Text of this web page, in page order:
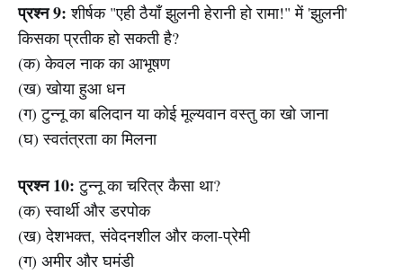
प्रश्न 9: शीर्षक "एही ठैयाँ झुलनी हेरानी हो रामा!" में 'झुलनी'
किसका प्रतीक हो सकती है?
(क) केवल नाक का आभूषण
(ख) खोया हुआ धन
(ग) टुन्नू का बलिदान या कोई मूल्यवान वस्तु का खो जाना
(घ) स्वतंत्रता का मिलना
प्रश्न 10: टुन्नू का चरित्र कैसा था?
(क) स्वार्थी और डरपोक
(ख) देशभक्त, संवेदनशील और कला-प्रेमी
(ग) अमीर और घमंडी